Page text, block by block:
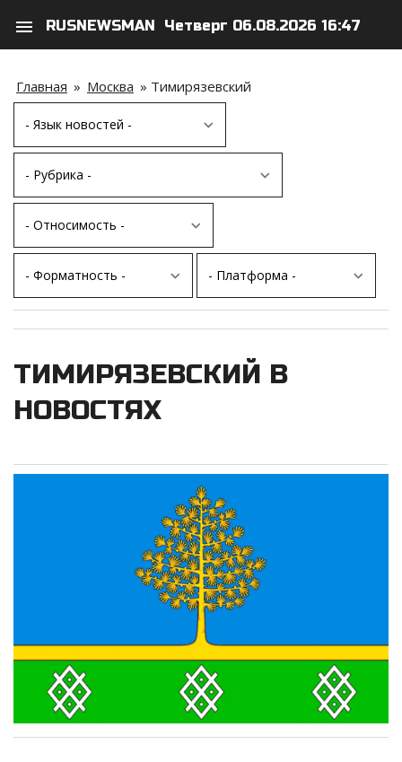
menu RUSNEWSMAN Четверг 06.08.2026 16:47
Главная » Москва » Тимирязевский
ТИМИРЯЗЕВСКИЙ В
НОВОСТЯХ